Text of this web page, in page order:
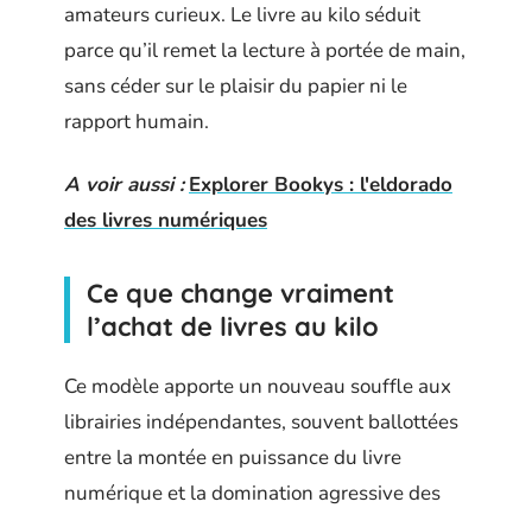
amateurs curieux. Le livre au kilo séduit
parce qu’il remet la lecture à portée de main,
sans céder sur le plaisir du papier ni le
rapport humain.
A voir aussi : Explorer Bookys : l'eldorado
des livres numériques
Ce que change vraiment
l’achat de livres au kilo
Ce modèle apporte un nouveau souffle aux
librairies indépendantes, souvent ballottées
entre la montée en puissance du livre
numérique et la domination agressive des